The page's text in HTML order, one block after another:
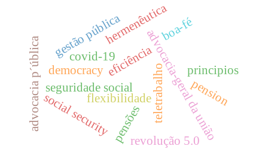
teletrabalho
advocacia-geral da união
covid-19
flexibilidade
eficiência
seguridade social
advocacia p´ública
gestão pública
social security pension
hermenêuticaboa-fé
principios
pensões
democracy
revolução 5.0